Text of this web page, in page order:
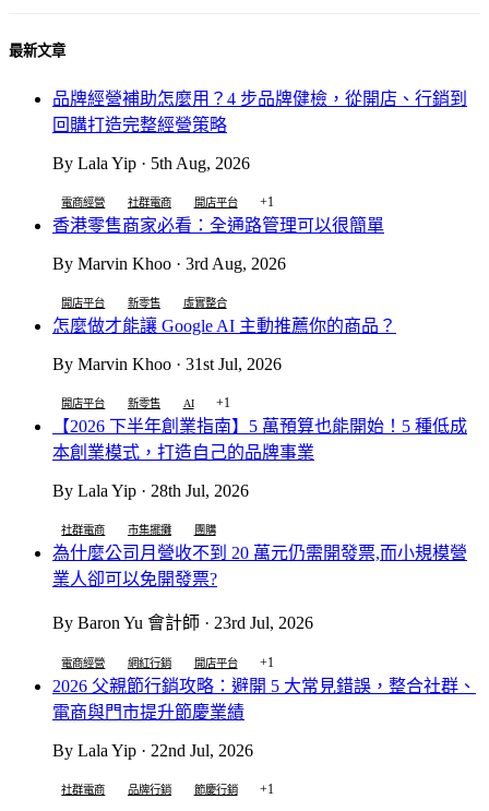
最新文章
品牌經營補助怎麼用？4 步品牌健檢，從開店、行銷到
回購打造完整經營策略
By Lala Yip · 5th Aug, 2026
電商經營 社群電商 開店平台 +1
香港零售商家必看：全通路管理可以很簡單
By Marvin Khoo · 3rd Aug, 2026
開店平台 新零售 虛實整合
怎麼做才能讓 Google AI 主動推薦你的商品？
By Marvin Khoo · 31st Jul, 2026
開店平台 新零售 AI +1
【2026 下半年創業指南】5 萬預算也能開始！5 種低成
本創業模式，打造自己的品牌事業
By Lala Yip · 28th Jul, 2026
社群電商 市集擺攤 團購
為什麼公司月營收不到 20 萬元仍需開發票,而小規模營
業人卻可以免開發票?
By Baron Yu 會計師 · 23rd Jul, 2026
電商經營 網紅行銷 開店平台 +1
2026 父親節行銷攻略：避開 5 大常見錯誤，整合社群、
電商與門市提升節慶業績
By Lala Yip · 22nd Jul, 2026
社群電商 品牌行銷 節慶行銷 +1